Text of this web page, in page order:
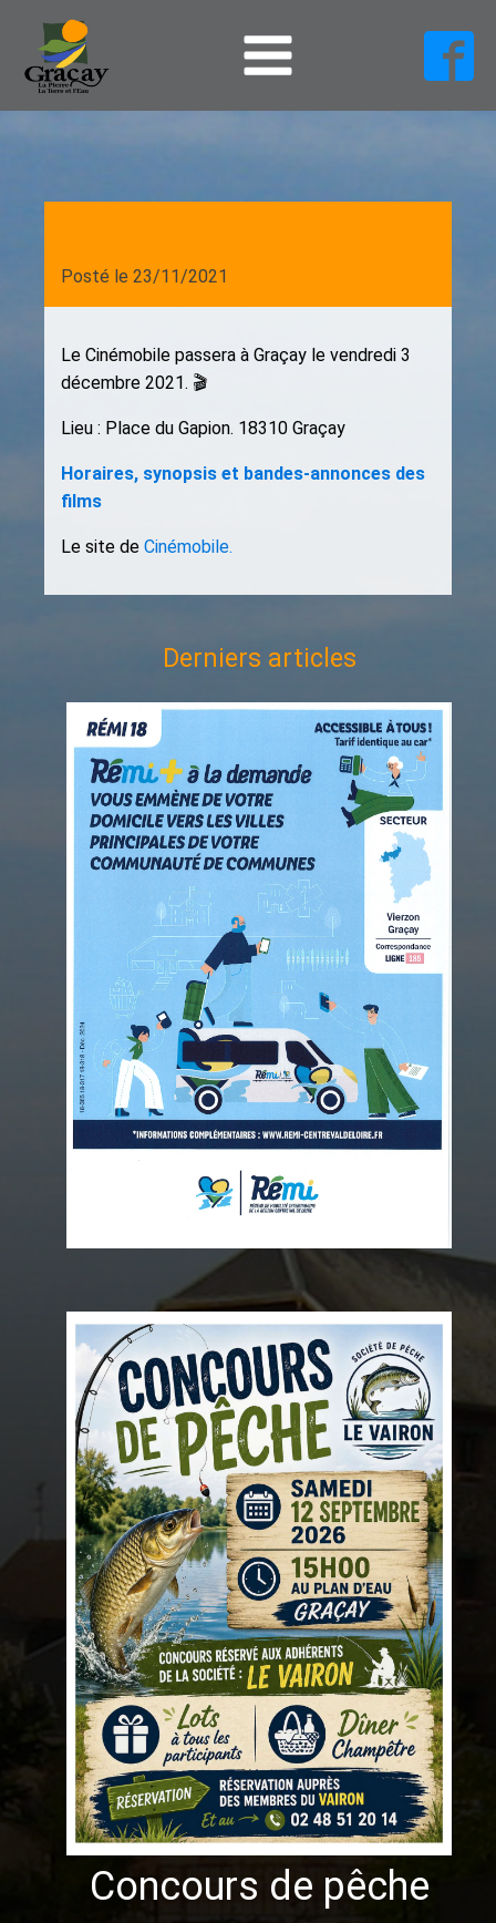
Posté le 23/11/2021
Le Cinémobile passera à Graçay le vendredi 3
décembre 2021. 🎬
Lieu : Place du Gapion. 18310 Graçay
Horaires, synopsis et bandes-annonces des
films
Le site de Cinémobile.
Derniers articles
Concours de pêche